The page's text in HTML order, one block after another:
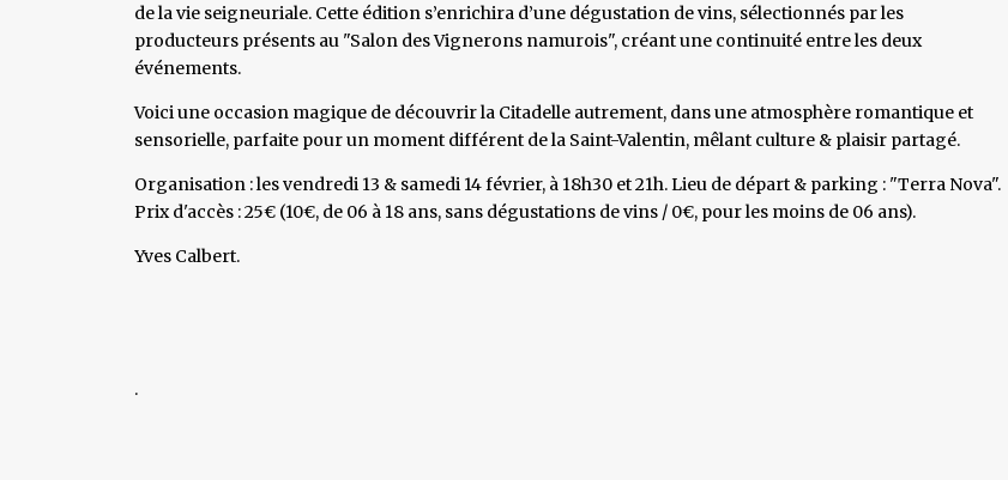
de la vie seigneuriale. Cette édition s’enrichira d’une dégustation de vins, sélectionnés par les
producteurs présents au "Salon des Vignerons namurois", créant une continuité entre les deux
événements.
Voici une occasion magique de découvrir la Citadelle autrement, dans une atmosphère romantique et
sensorielle, parfaite pour un moment différent de la Saint-Valentin, mêlant culture & plaisir partagé.
Organisation : les vendredi 13 & samedi 14 février, à 18h30 et 21h. Lieu de départ & parking : "Terra Nova".
Prix d'accès : 25€ (10€, de 06 à 18 ans, sans dégustations de vins / 0€, pour les moins de 06 ans).
Yves Calbert.
.